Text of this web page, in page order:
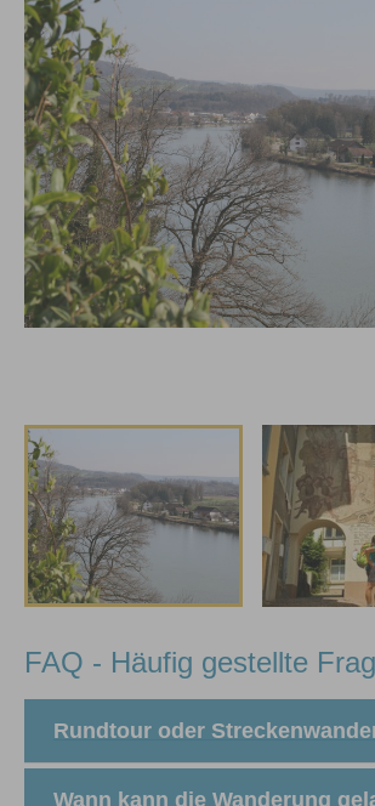
FAQ - Häufig gestellte
Rundtour oder
Wann kann die Wanderung